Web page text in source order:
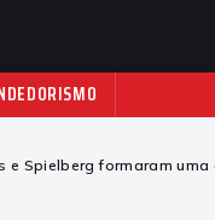
e Spielberg formaram